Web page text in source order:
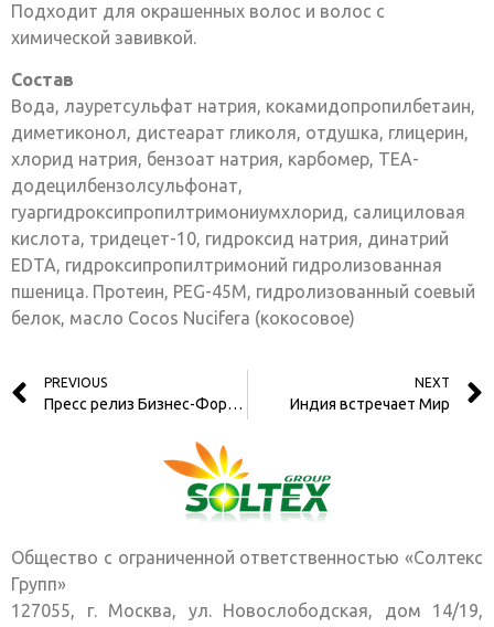
Подходит для окрашенных волос и волос с
химической завивкой.
Состав
Вода, лауретсульфат натрия, кокамидопропилбетаин,
диметиконол, дистеарат гликоля, отдушка, глицерин,
хлорид натрия, бензоат натрия, карбомер, TEA-
додецилбензолсульфонат,
гуаргидроксипропилтримониумхлорид, салициловая
кислота, тридецет-10, гидроксид натрия, динатрий
EDTA, гидроксипропилтримоний гидролизованная
пшеница. Протеин, PEG-45М, гидролизованный соевый
белок, масло Cocos Nucifera (кокосовое)
PREVIOUS
Пресс релиз Бизнес-Форума
NEXT
Индия встречает Мир
Общество с ограниченной ответственностью «Солтекс
Групп»
127055, г. Москва, ул. Новослободская, дом 14/19,